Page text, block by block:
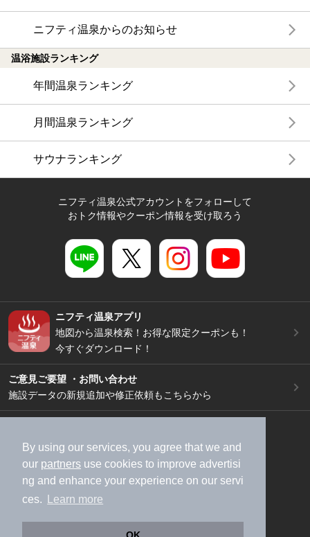
By using our services, you agree that we and
our partners use cookies to improve advertisi
ng and enhance your experience on our servi
ces.
Learn more
ニフティ温泉からのお知らせ
温浴施設ランキング
年間温泉ランキング
月間温泉ランキング
サウナランキング
ニフティ温泉公式アカウントをフォローして
おトク情報やクーポン情報を受け取ろう
ニフティ温泉アプリ
地図から温泉検索！お得な限定クーポンも！
今すぐダウンロード！
ご意見ご要望 ・お問い合わせ
施設データの新規追加や修正依頼もこちらから
加盟店募集（資料請求）
広告出稿のご案内
利用規約
ライフスタイルMEMBERS+規約
特定商取引法に基づく表記
ヘルプ
採用情報
運営会社